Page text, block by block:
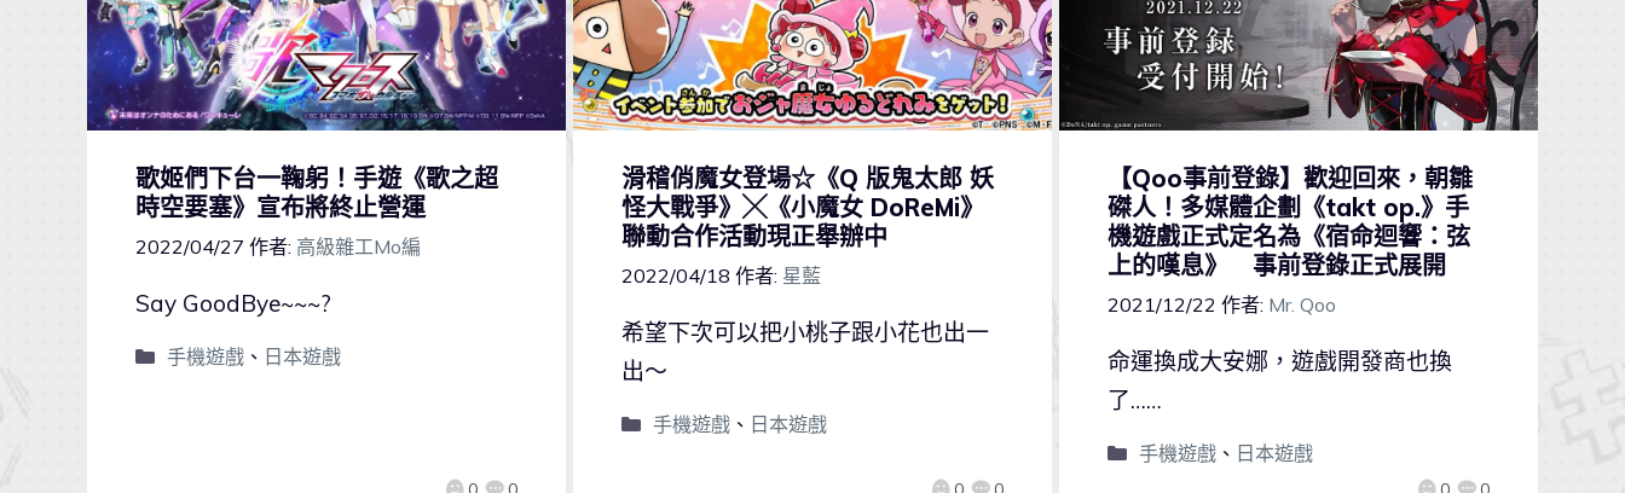
歌姬們下台一鞠躬！手遊《歌之超
時空要塞》宣布將終止營運
2022/04/27 作者: 高級雜工Mo編
Say GoodBye~~~?
手機遊戲、 日本遊戲
滑稽俏魔女登場☆《Q 版鬼太郎 妖
怪大戰爭》╳《小魔女 DoReMi》
聯動合作活動現正舉辦中
2022/04/18 作者: 星藍
希望下次可以把小桃子跟小花也出一
出～
手機遊戲、 日本遊戲
【Qoo事前登錄】歡迎回來，朝雛
磔人！多媒體企劃《takt op.》手
機遊戲正式定名為《宿命迴響：弦
上的嘆息》 事前登錄正式展開
2021/12/22 作者: Mr. Qoo
命運換成大安娜，遊戲開發商也換
了……
手機遊戲、 日本遊戲